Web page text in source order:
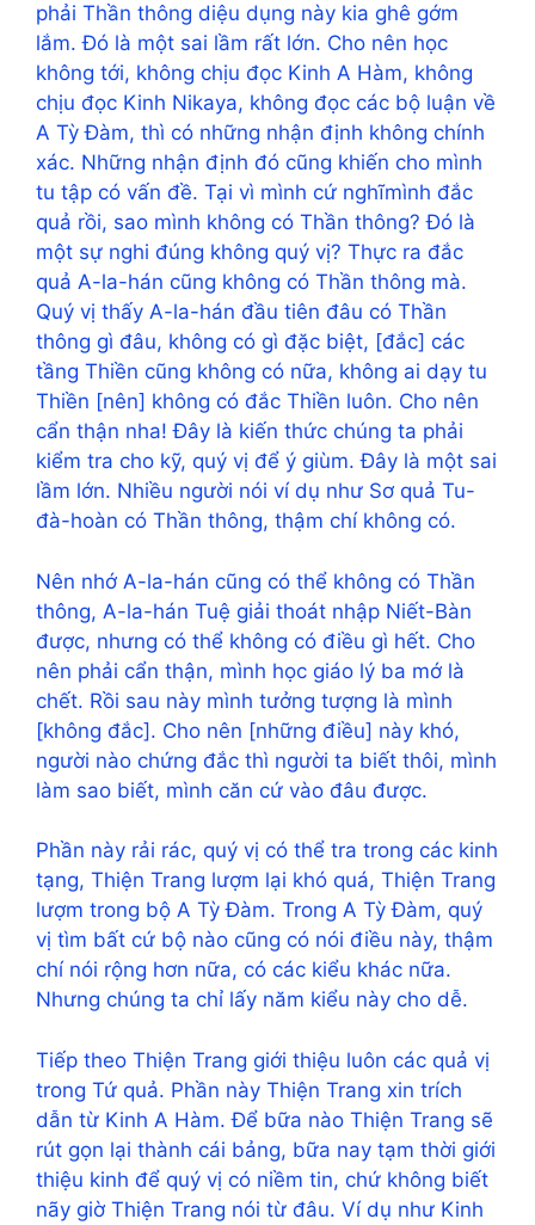
phải Thần thông diệu dụng này kia ghê gớm
lắm. Đó là một sai lầm rất lớn. Cho nên học
không tới, không chịu đọc Kinh A Hàm, không
chịu đọc Kinh Nikaya, không đọc các bộ luận về
A Tỳ Đàm, thì có những nhận định không chính
xác. Những nhận định đó cũng khiến cho mình
tu tập có vấn đề. Tại vì mình cứ nghĩmình đắc
quả rồi, sao mình không có Thần thông? Đó là
một sự nghi đúng không quý vị? Thực ra đắc
quả A-la-hán cũng không có Thần thông mà.
Quý vị thấy A-la-hán đầu tiên đâu có Thần
thông gì đâu, không có gì đặc biệt, [đắc] các
tầng Thiền cũng không có nữa, không ai dạy tu
Thiền [nên] không có đắc Thiền luôn. Cho nên
cẩn thận nha! Đây là kiến thức chúng ta phải
kiểm tra cho kỹ, quý vị để ý giùm. Đây là một sai
lầm lớn. Nhiều người nói ví dụ như Sơ quả Tu-
đà-hoàn có Thần thông, thậm chí không có.
Nên nhớ A-la-hán cũng có thể không có Thần
thông, A-la-hán Tuệ giải thoát nhập Niết-Bàn
được, nhưng có thể không có điều gì hết. Cho
nên phải cẩn thận, mình học giáo lý ba mớ là
chết. Rồi sau này mình tưởng tượng là mình
[không đắc]. Cho nên [những điều] này khó,
người nào chứng đắc thì người ta biết thôi, mình
làm sao biết, mình căn cứ vào đâu được.
Phần này rải rác, quý vị có thể tra trong các kinh
tạng, Thiện Trang lượm lại khó quá, Thiện Trang
lượm trong bộ A Tỳ Đàm. Trong A Tỳ Đàm, quý
vị tìm bất cứ bộ nào cũng có nói điều này, thậm
chí nói rộng hơn nữa, có các kiểu khác nữa.
Nhưng chúng ta chỉ lấy năm kiểu này cho dễ.
Tiếp theo Thiện Trang giới thiệu luôn các quả vị
trong Tứ quả. Phần này Thiện Trang xin trích
dẫn từ Kinh A Hàm. Để bữa nào Thiện Trang sẽ
rút gọn lại thành cái bảng, bữa nay tạm thời giới
thiệu kinh để quý vị có niềm tin, chứ không biết
nãy giờ Thiện Trang nói từ đâu. Ví dụ như Kinh